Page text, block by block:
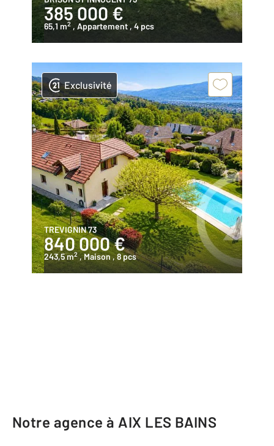
385 000 €
65,1 m2 , Appartement , 4 pcs
Exclusivité
TREVIGNIN 73
840 000 €
243,5 m2 , Maison, 8 pcs
Notre agence à AIX LES BAINS